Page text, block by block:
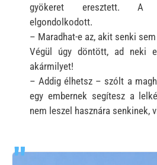
gyökeret eresztett. A
elgondolkodott.
– Maradhat-e az, akit senki
Végül úgy döntött, ad neki
akármilyet!
– Addig élhetsz – szólt a
egy embernek segítesz a
nem leszel hasznára senkinek,
Kép